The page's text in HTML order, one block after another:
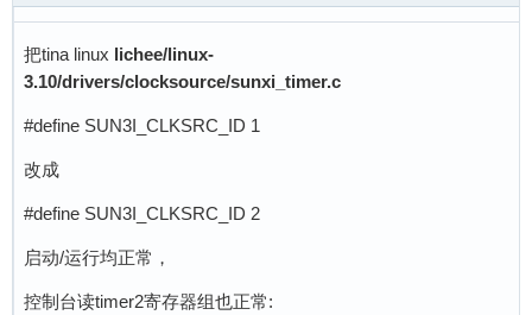
把tina linux lichee/linux-
3.10/drivers/clocksource/sunxi_timer.c
#define SUN3I_CLKSRC_ID 1
改成
#define SUN3I_CLKSRC_ID 2
启动/运行均正常，
控制台读timer2寄存器组也正常: